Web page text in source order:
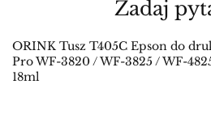
Zadaj
ORINK Tusz T405C Epson do
Pro WF-3820 / WF-3825 / WF-
18ml